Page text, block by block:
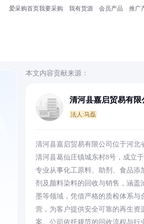
爱采购首页我要采购 我有货源 会员产品 推广
本文内容贡献来源：
清河县嘉启贸易有限
法人:马磊
清河县嘉启贸易有限公司位于河北
清河县葛仙庄镇城东村8号，成立于
专业从事化工原料、助剂、食品添
剂及颜料染料的回收与销售，涵盖
墨等领域，凭借严格的质检体系与
营，为客户提供安全可靠的再生资
案。公司依托规范的回收流程与行